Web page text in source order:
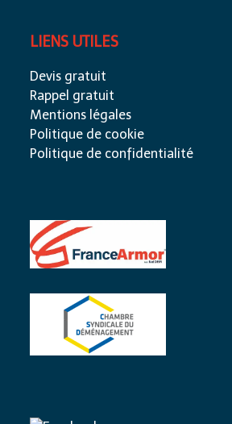
LIENS UTILES
Devis gratuit
Rappel gratuit
Mentions légales
Politique de cookie
Politique de confidentialité